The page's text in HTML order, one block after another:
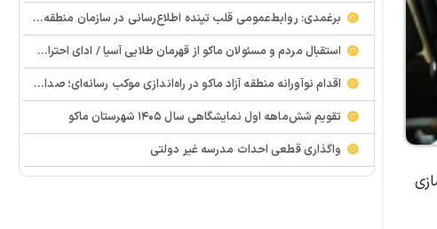
برغمدی: روابط‌عمومی قلب تپنده اطلاع‌رسانی در سازمان منطقه آزاد ماکو است
استقبال مردم و مسئولان ماکو از قهرمان طلایی آسیا / ادای احترام ابوالفضل پیشه‌ور به شهدای گمنام
اقدام نوآورانه منطقه آزاد ماکو در راه‌اندازی موکب رسانه‌ای؛ صدای مردم از دل تجمعات طنین‌انداز شد
تقویم شش‌ماهه اول نمایشگاهی سال ۱۴۰۵ شهرستان ماکو
واگذاری قطعی احداث مدرسه غیر دولتی